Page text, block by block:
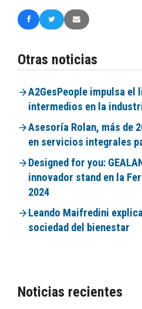
Otras noticias
A2GesPeople impulsa el
intermedios en la
Asesoría Rolan, más de
en servicios integrales
Designed for you:
innovador stand en la
2024
Leando Maifredini
sociedad del bienestar
Noticias recientes